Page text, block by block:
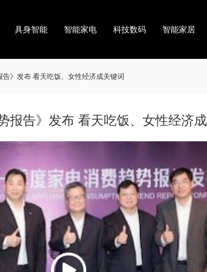
具身智能 智能家电 科技数码 智能家居
》发布 看天吃饭、女性经济成关键词
报告》发布 看天吃饭、女性经济成